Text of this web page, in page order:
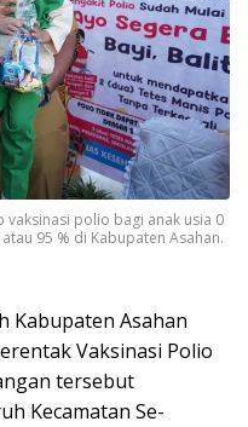
polio bagi anak usia 0
95 % di Kabupaten Asahan.
Kabupaten Asahan
Vaksinasi Polio
tersebut
Kecamatan Se-